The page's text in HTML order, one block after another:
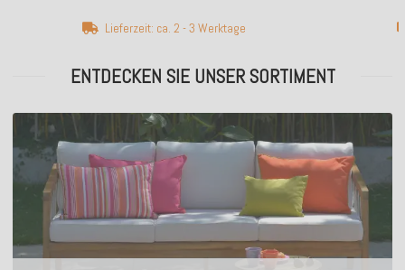
Lieferzeit: ca. 2 - 3 Werktage
ENTDECKEN SIE UNSER SORTIMENT